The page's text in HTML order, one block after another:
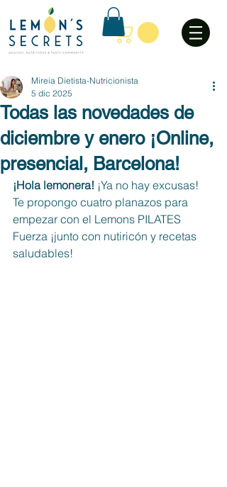
Todas las novedades de
diciembre y enero ¡Online,
presencial, Barcelona!
Mireia Dietista-Nutricionista
5 dic 2025
¡Hola lemonera! ¡Ya no hay excusas!
Te propongo cuatro planazos para
empezar con el Lemons PILATES
Fuerza ¡junto con nutiricón y recetas
saludables!